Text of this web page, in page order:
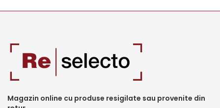
Magazin online cu produse resigilate sau provenite din